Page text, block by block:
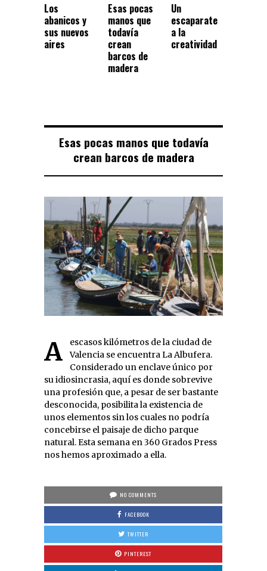
Los
abanicos y
sus nuevos
aires
Esas pocas
manos que
todavía
crean
barcos de
madera
Un
escaparate
a la
creatividad
Esas pocas manos que todavía
crean barcos de madera
A escasos kilómetros de la ciudad de
Valencia se encuentra La Albufera.
Considerado un enclave único por
su idiosincrasia, aquí es donde sobrevive
una profesión que, a pesar de ser bastante
desconocida, posibilita la existencia de
unos elementos sin los cuales no podría
concebirse el paisaje de dicho parque
natural. Esta semana en 360 Grados Press
nos hemos aproximado a ella.
NO COMMENTS
FACEBOOK
TWITTER
PINTEREST